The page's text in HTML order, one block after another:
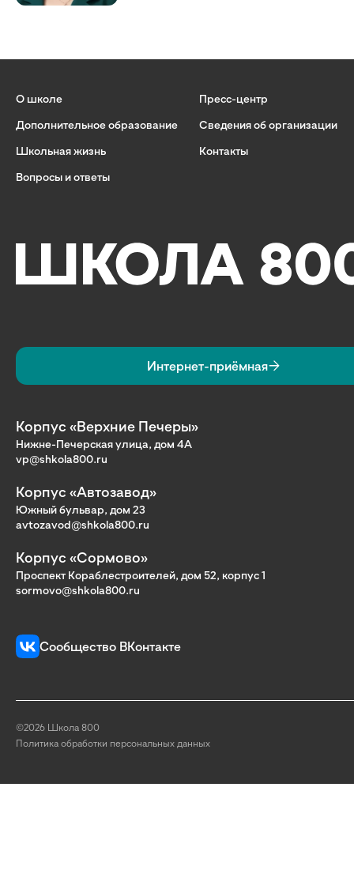
О школе
Дополнительное образование
Школьная жизнь
Вопросы и ответы
Пресс-центр
Сведения об организации
Контакты
Интернет-приёмная
Корпус «Верхние Печеры»
Нижне-Печерская улица, дом 4А
vp@shkola800.ru
Корпус «Автозавод»
Южный бульвар, дом 23
avtozavod@shkola800.ru
Корпус «Сормово»
Проспект Кораблестроителей, дом 52, корпус 1
sormovo@shkola800.ru
Сообщество ВКонтакте
©2026 Школа 800
Политика обработки персональных данных